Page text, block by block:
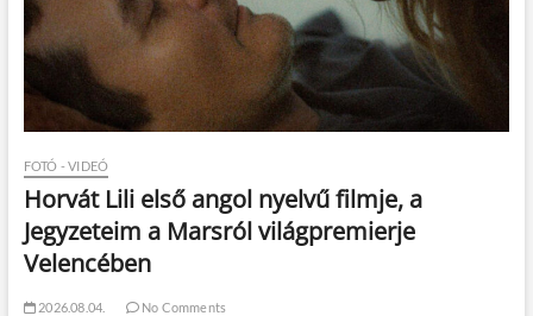
FOTÓ - VIDEÓ
Horvát Lili első angol nyelvű filmje, a
Jegyzeteim a Marsról világpremierje
Velencében
2026.08.04. No Comments